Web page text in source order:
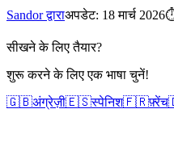
Sandor द्वाराअपडेट: 18 मार्च 2026
सीखने के लिए तैयार?
शुरू करने के लिए एक भाषा चुनें!
🇬🇧अंग्रेज़ी🇪🇸स्पेनिश🇫🇷फ़्रेंच